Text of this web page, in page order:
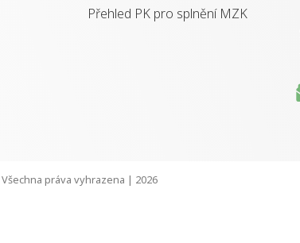
Přehled PK pro splnění MZK
Všechna práva vyhrazena | 2026